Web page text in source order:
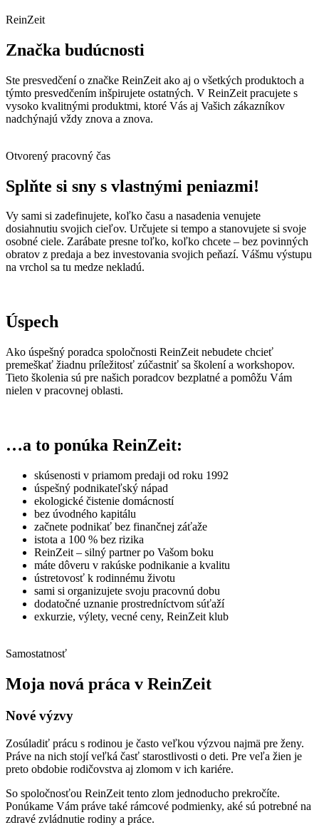
ReinZeit
Značka budúcnosti
Ste presvedčení o značke ReinZeit ako aj o všetkých produktoch a
týmto presvedčením inšpirujete ostatných. V ReinZeit pracujete s
vysoko kvalitnými produktmi, ktoré Vás aj Vašich zákazníkov
nadchýnajú vždy znova a znova.
Otvorený pracovný čas
Splňte si sny s vlastnými peniazmi!
Vy sami si zadefinujete, koľko času a nasadenia venujete
dosiahnutiu svojich cieľov. Určujete si tempo a stanovujete si svoje
osobné ciele. Zarábate presne toľko, koľko chcete – bez povinných
obratov z predaja a bez investovania svojich peňazí. Vášmu výstupu
na vrchol sa tu medze nekladú.
Úspech
Ako úspešný poradca spoločnosti ReinZeit nebudete chcieť
premeškať žiadnu príležitosť zúčastniť sa školení a workshopov.
Tieto školenia sú pre našich poradcov bezplatné a pomôžu Vám
nielen v pracovnej oblasti.
…a to ponúka ReinZeit:
skúsenosti v priamom predaji od roku 1992
úspešný podnikateľský nápad
ekologické čistenie domácností
bez úvodného kapitálu
začnete podnikať bez finančnej záťaže
istota a 100 % bez rizika
ReinZeit – silný partner po Vašom boku
máte dôveru v rakúske podnikanie a kvalitu
ústretovosť k rodinnému životu
sami si organizujete svoju pracovnú dobu
dodatočné uznanie prostredníctvom súťaží
exkurzie, výlety, vecné ceny, ReinZeit klub
Samostatnosť
Moja nová práca v ReinZeit
Nové výzvy
Zosúladiť prácu s rodinou je často veľkou výzvou najmä pre ženy.
Práve na nich stojí veľká časť starostlivosti o deti. Pre veľa žien je
preto obdobie rodičovstva aj zlomom v ich kariére.
So spoločnosťou ReinZeit tento zlom jednoducho prekročíte.
Ponúkame Vám práve také rámcové podmienky, aké sú potrebné na
zdravé zvládnutie rodiny a práce.